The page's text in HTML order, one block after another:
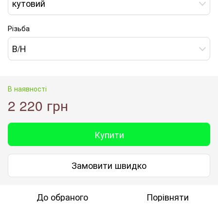
кутовий
Різьба
В/Н
В наявності
2 220 грн
Купити
Замовити швидко
До обраного Порівняти